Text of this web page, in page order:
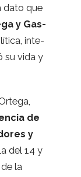
dato que
y Gas­
inte­
su vida y
de
y
del 14 y
la